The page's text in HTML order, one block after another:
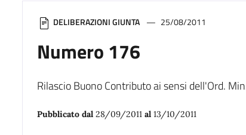
DELIBERAZIONI GIUNTA 25/08/2011
Numero 176
Rilascio Buono Contributo ai sensi dell'Ord.
Pubblicato dal 28/09/2011 al13/10/2011